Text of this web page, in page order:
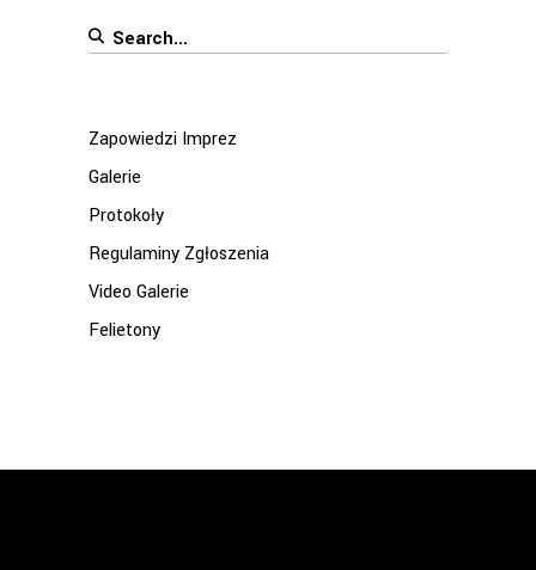
Search
Zapowiedzi Imprez
Galerie
Protokoły
Regulaminy Zgłoszenia
Video Galerie
Felietony